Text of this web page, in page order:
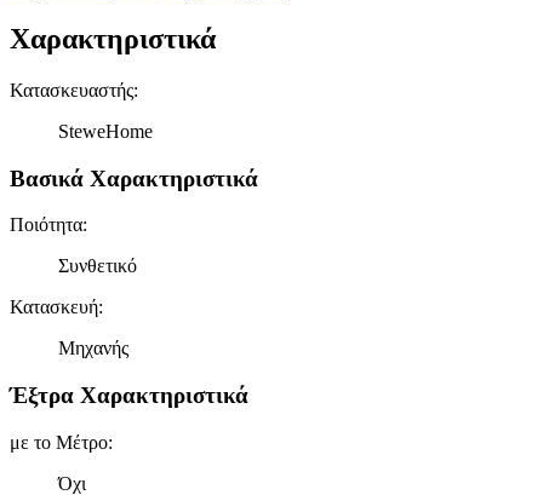
Χαρακτηριστικά
Κατασκευαστής:
SteweHome
Βασικά Χαρακτηριστικά
Ποιότητα:
Συνθετικό
Κατασκευή:
Μηχανής
Έξτρα Χαρακτηριστικά
με το Μέτρο:
Όχι